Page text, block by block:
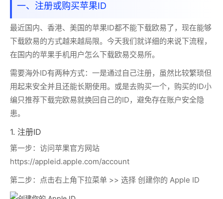
一、注册或购买苹果ID
最近国内、香港、美国的苹果ID都不能下载欧易了，现在能够
下载欧易的方式越来越局限。今天我们就详细的来说下流程，
在国内的苹果手机用户怎么下载欧易交易所。
需要海外ID有两种方式：一是通过自己注册，虽然比较繁琐但
用起来安全并且还能长期使用。或是去购买一个，购买的ID小
编只推荐下载完欧易就换回自己的ID，避免存在账户安全隐
患。
1. 注册ID
第一步： 访问苹果官方网站
https://appleid.apple.com/account
第二步：点击右上角下拉菜单 >> 选择 创建你的 Apple ID